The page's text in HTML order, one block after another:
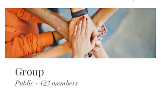
Group
Public · 123 members